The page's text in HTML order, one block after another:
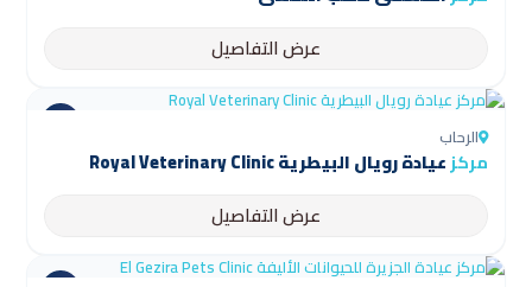
عرض التفاصيل
الرحاب
مركزعيادة رويال البيطرية Royal Veterinary Clinic
عرض التفاصيل